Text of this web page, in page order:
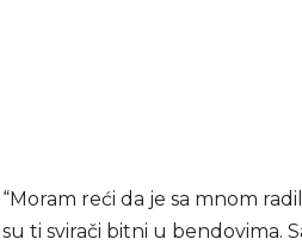
“Moram reći da je sa mnom
su ti svirači bitni u bendovima.